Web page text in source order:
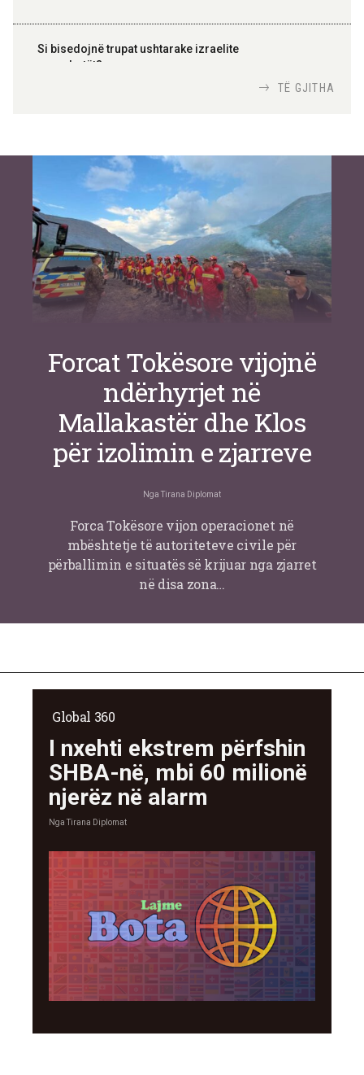
Si bisedojnë trupat ushtarake izraelite
me robotët?
inteligjente izraelite
Or Shalom
TË GJITHA
Forcat Tokësore vijojnë
ndërhyrjet në
Mallakastër dhe Klos
për izolimin e zjarreve
Nga Tirana Diplomat
Forca Tokësore vijon operacionet në
mbështetje të autoriteteve civile për
përballimin e situatës së krijuar nga zjarret
në disa zona…
Global 360
I nxehti ekstrem përfshin
SHBA-në, mbi 60 milionë
njerëz në alarm
NgaTirana Diplomat